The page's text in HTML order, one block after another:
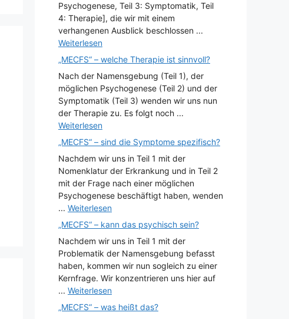
Psychogenese, Teil 3: Symptomatik, Teil
4: Therapie], die wir mit einem
verhangenen Ausblick beschlossen ...
Weiterlesen
„MECFS“ – welche Therapie ist sinnvoll?
Nach der Namensgebung (Teil 1), der
möglichen Psychogenese (Teil 2) und der
Symptomatik (Teil 3) wenden wir uns nun
der Therapie zu. Es folgt noch ...
Weiterlesen
„MECFS“ – sind die Symptome spezifisch?
Nachdem wir uns in Teil 1 mit der
Nomenklatur der Erkrankung und in Teil 2
mit der Frage nach einer möglichen
Psychogenese beschäftigt haben, wenden
... Weiterlesen
„MECFS“ – kann das psychisch sein?
Nachdem wir uns in Teil 1 mit der
Problematik der Namensgebung befasst
haben, kommen wir nun sogleich zu einer
Kernfrage. Wir konzentrieren uns hier auf
... Weiterlesen
„MECFS“ – was heißt das?